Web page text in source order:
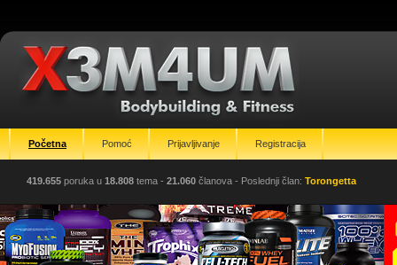
Početna Pomoć Prijavljivanje Registracija
419.655 poruka u 18.808 tema - 21.060 članova - Poslednji član: Torongetta